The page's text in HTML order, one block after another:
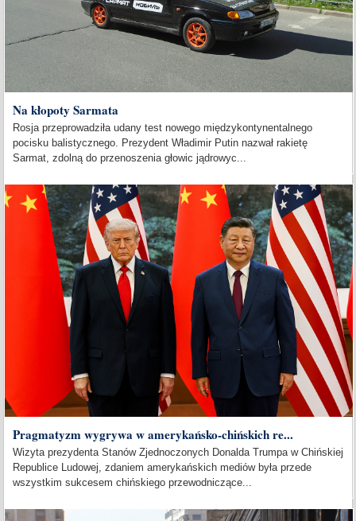
Na kłopoty Sarmata
Rosja przeprowadziła udany test nowego międzykontynentalnego
pocisku balistycznego. Prezydent Władimir Putin nazwał rakietę
Sarmat, zdolną do przenoszenia głowic jądrowyc...
Pragmatyzm wygrywa w amerykańsko-chińskich re...
Wizyta prezydenta Stanów Zjednoczonych Donalda Trumpa w Chińskiej
Republice Ludowej, zdaniem amerykańskich mediów była przede
wszystkim sukcesem chińskiego przewodniczące...